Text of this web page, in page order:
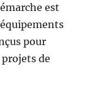
est
pour
de